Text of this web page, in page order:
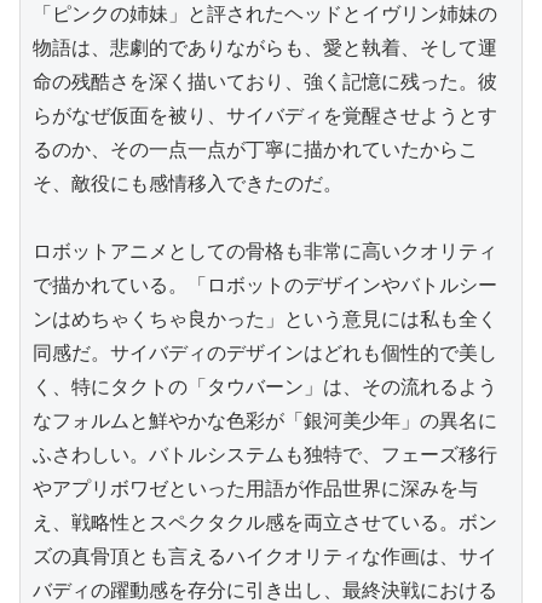
「ピンクの姉妹」と評されたヘッドとイヴリン姉妹の
物語は、悲劇的でありながらも、愛と執着、そして運
命の残酷さを深く描いており、強く記憶に残った。彼
らがなぜ仮面を被り、サイバディを覚醒させようとす
るのか、その一点一点が丁寧に描かれていたからこ
そ、敵役にも感情移入できたのだ。
ロボットアニメとしての骨格も非常に高いクオリティ
で描かれている。「ロボットのデザインやバトルシー
ンはめちゃくちゃ良かった」という意見には私も全く
同感だ。サイバディのデザインはどれも個性的で美し
く、特にタクトの「タウバーン」は、その流れるよう
なフォルムと鮮やかな色彩が「銀河美少年」の異名に
ふさわしい。バトルシステムも独特で、フェーズ移行
やアプリボワゼといった用語が作品世界に深みを与
え、戦略性とスペクタクル感を両立させている。ボン
ズの真骨頂とも言えるハイクオリティな作画は、サイ
バディの躍動感を存分に引き出し、最終決戦における